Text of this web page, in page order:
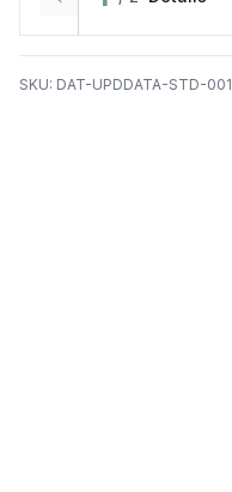
Das Ziel Ihre Berichte
SKU: DAT-UPDDATA-STD-001